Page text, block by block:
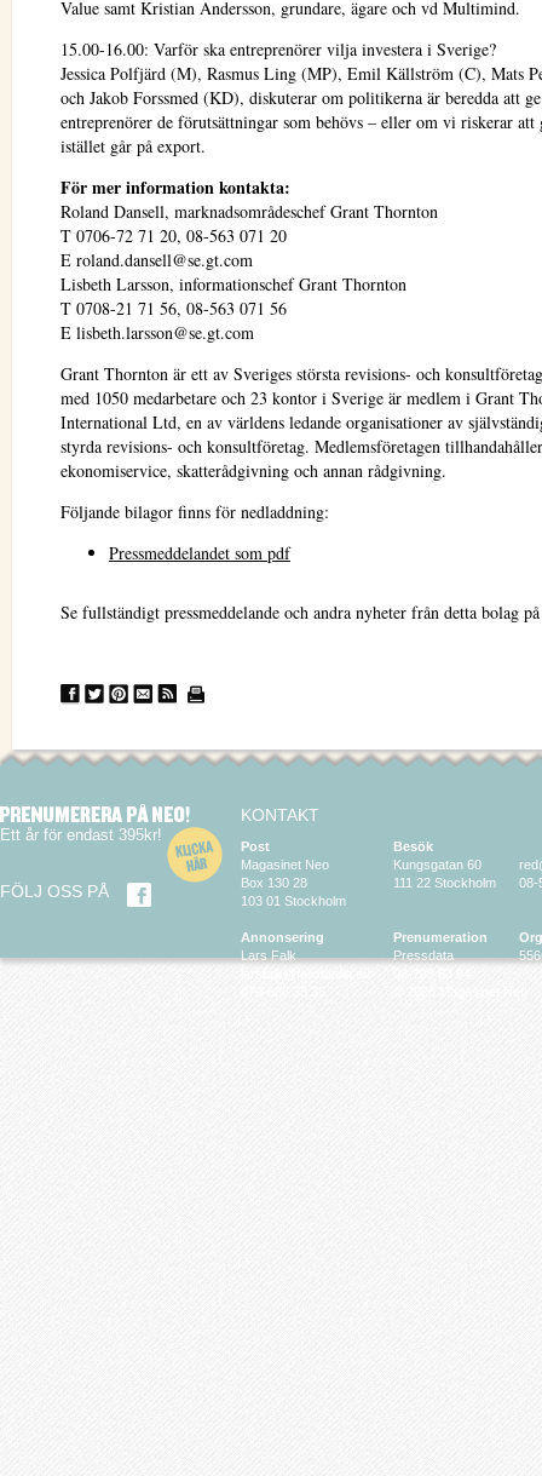
Value samt Kristian Andersson, grundare, ägare och vd Multimind.
15.00-16.00: Varför ska entreprenörer vilja investera i Sverige?
Jessica Polfjärd (M), Rasmus Ling (MP), Emil Källström (C), Mats
och Jakob Forssmed (KD), diskuterar om politikerna är beredda att ge
entreprenörer de förutsättningar som behövs – eller om vi riskerar att
istället går på export.
För mer information kontakta:
Roland Dansell, marknadsområdeschef Grant Thornton
T 0706-72 71 20, 08-563 071 20
E roland.dansell@se.gt.com
Lisbeth Larsson, informationschef Grant Thornton
T 0708-21 71 56, 08-563 071 56
E lisbeth.larsson@se.gt.com
Grant Thornton är ett av Sveriges största revisions- och
med 1050 medarbetare och 23 kontor i Sverige är medlem i Grant
International Ltd, en av världens ledande organisationer av
styrda revisions- och konsultföretag. Medlemsföretagen
ekonomiservice, skatterådgivning och annan rådgivning.
Följande bilagor finns för nedladdning:
Pressmeddelandet som pdf
Se fullständigt pressmeddelande och andra nyheter från detta bolag
Ett år för endast 395kr!
FÖLJ OSS PÅ
KONTAKT
Post
Magasinet Neo
Box 130 28
103 01 Stockholm
Annonsering
Lars Falk
Besök
Kungsgatan 60
111 22 Stockholm
Prenumeration
Pressdata
08-